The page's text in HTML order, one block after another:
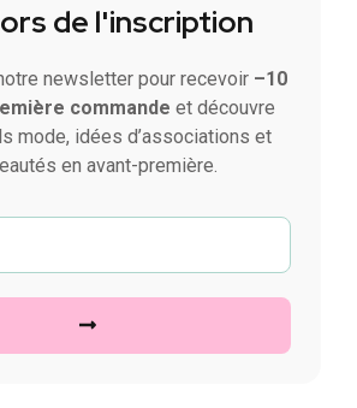
de l'inscription
newsletter pour recevoir –10
commande et découvre
mode, idées d’associations et
en avant-première.